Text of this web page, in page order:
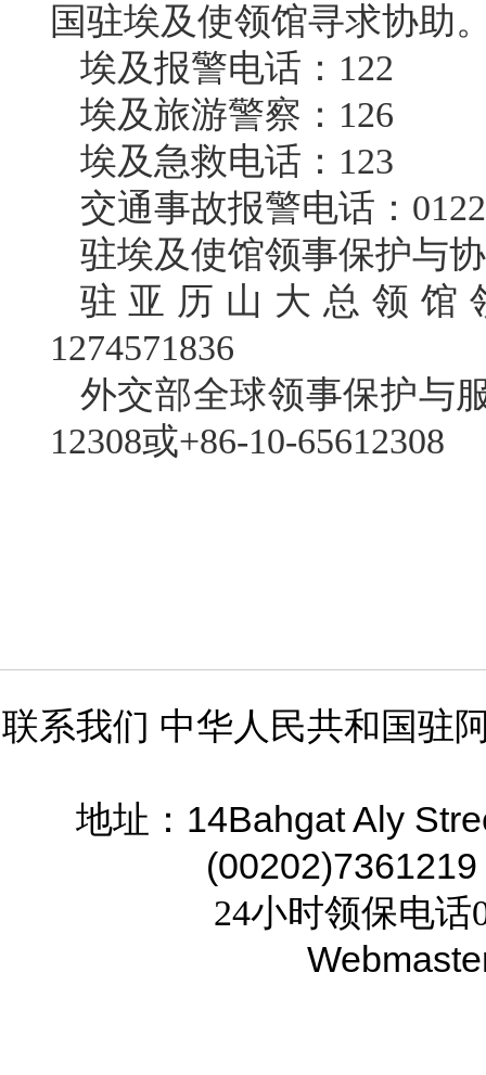
国驻埃及使领馆寻求协助
埃及报警电话：122
埃及旅游警察：126
埃及急救电话：123
交通事故报警电话：
驻埃及使馆领事保护
驻亚历山大总领馆
1274571836
外交部全球领事保护与
12308或+86-10-65612308
联系我们 中华人民共和国驻
地址： 14Bahgat Aly
(00202)7361219
24小时领保电话